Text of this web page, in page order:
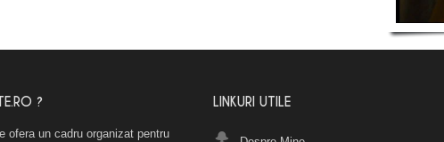
?
ofera un cadru organizat pentru
LINKURI UTILE